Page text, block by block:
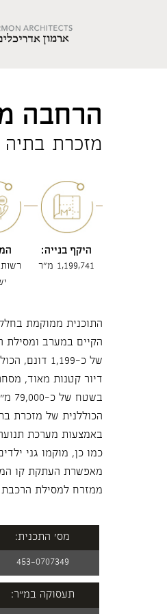
הרחבה
מזכרת בתיה
היקף בנייה:
1,199,741 מ"ר
התוכנית ממוקמת
הקיים במערב ומסילת
הכוללנית של מזכרת
באמצעות מערכת
כמו כן, מוקמו גני
מאפשרת העתקת קו
ממזרח למסילת הרכבת -
מס' התכנית:
453-0707349
תעסוקה במ"ר: